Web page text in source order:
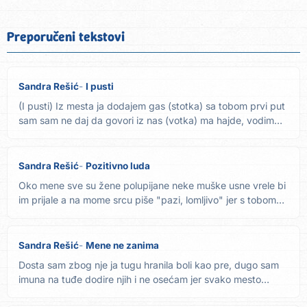
Preporučeni tekstovi
Sandra Rešić I pusti
(I pusti) Iz mesta ja dodajem gas (stotka) sa tobom prvi put
sam sam ne daj da govori iz nas (votka) ma hajde, vodim
Sandra Rešić Pozitivno luda
Oko mene sve su žene polupijane neke muške usne vrele bi
im prijale a na mome srcu piše "pazi, lomljivo" jer s tobom
Sandra Rešić Mene ne zanima
Dosta sam zbog nje ja tugu hranila boli kao pre, dugo sam
imuna na tuđe dodire njih i ne osećam jer svako mesto